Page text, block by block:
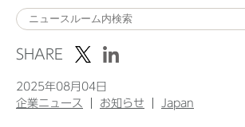
ニ
ュ
SHARE
2025年08月04日
企業ニュース
お知らせ Japan